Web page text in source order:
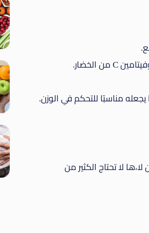
مناسبًا للتحكم في الوزن.
لا تحتاج الكثير من